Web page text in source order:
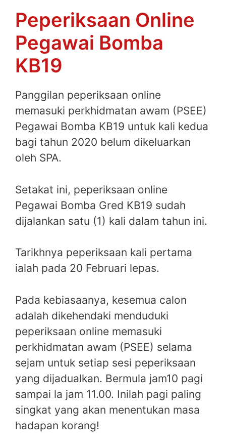
Peperiksaan Online
Pegawai Bomba
KB19
Panggilan peperiksaan online
memasuki perkhidmatan awam (PSEE)
Pegawai Bomba KB19 untuk kali kedua
bagi tahun 2020 belum dikeluarkan
oleh SPA.
Setakat ini, peperiksaan online
Pegawai Bomba Gred KB19 sudah
dijalankan satu (1) kali dalam tahun ini.
Tarikhnya peperiksaan kali pertama
ialah pada 20 Februari lepas.
Pada kebiasaanya, kesemua calon
adalah dikehendaki menduduki
peperiksaan online memasuki
perkhidmatan awam (PSEE) selama
sejam untuk setiap sesi peperiksaan
yang dijadualkan. Bermula jam10 pagi
sampai la jam 11.00. Inilah pagi paling
singkat yang akan menentukan masa
hadapan korang!